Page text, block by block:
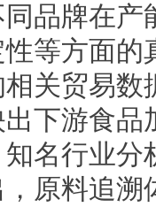
品牌在
等方面
关贸易
下游食
名行业分
原料追